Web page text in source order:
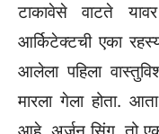
टाकावेसे वाटते
आर्किटेक्टची एका
आलेला पहिला
मारला गेला होता.